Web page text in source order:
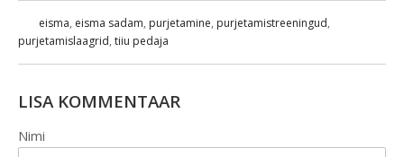
eisma, eisma sadam, purjetamine, purjetamistreeningud,
purjetamislaagrid, tiiu pedaja
LISA KOMMENTAAR
Nimi